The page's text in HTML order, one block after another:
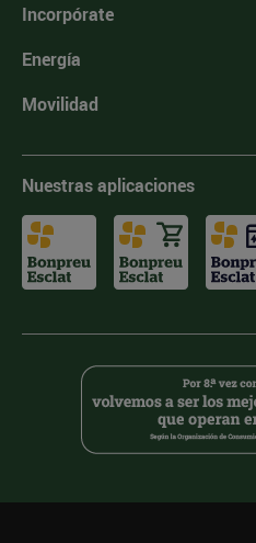
Incorpórate
Energía
Movilidad
Nuestras aplicaciones